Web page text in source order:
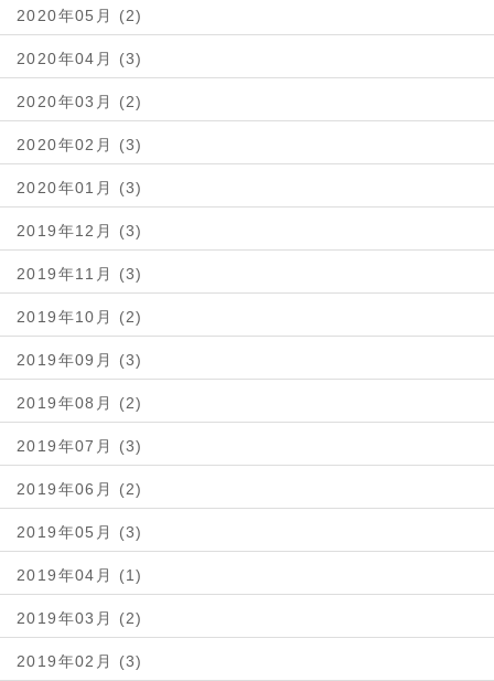
2020年05月 (2)
2020年04月 (3)
2020年03月 (2)
2020年02月 (3)
2020年01月 (3)
2019年12月 (3)
2019年11月 (3)
2019年10月 (2)
2019年09月 (3)
2019年08月 (2)
2019年07月 (3)
2019年06月 (2)
2019年05月 (3)
2019年04月 (1)
2019年03月 (2)
2019年02月 (3)